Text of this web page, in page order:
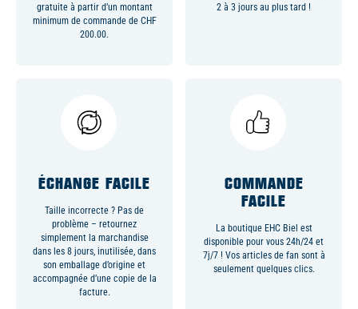
gratuite à partir d’un montant
minimum de commande de CHF
200.00.
2 à 3 jours au plus tard !
ÉCHANGE FACILE
Taille incorrecte ? Pas de
problème – retournez
simplement la marchandise
dans les 8 jours, inutilisée, dans
son emballage d’origine et
accompagnée d’une copie de la
facture.
COMMANDE
FACILE
La boutique EHC Biel est
disponible pour vous 24h/24 et
7j/7 ! Vos articles de fan sont à
seulement quelques clics.